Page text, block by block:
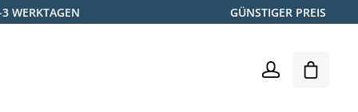
WERKTAGEN GÜNSTIGER PREIS